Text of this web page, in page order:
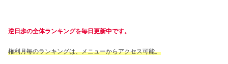
逆日歩の全体ランキングを毎日更新中です。
権利月毎のランキングは、メニューからアクセス可能。